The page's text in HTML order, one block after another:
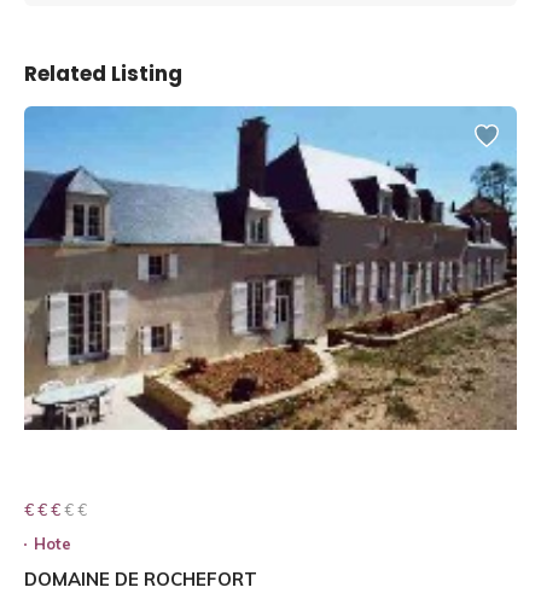
Related Listing
€ € € € €
€ € €
Hote
DOMAINE DE ROCHEFORT